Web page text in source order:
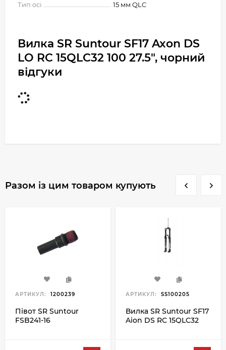
Тип осі
15 мм QLC
Вилка SR Suntour SF17 Axon DS
LO RC 15QLC32 100 27.5", чорний
відгуки
Разом із цим товаром купують
АРТИКУЛ: 1200239
Півот SR Suntour
FSB241-16
АРТИКУЛ: SS100205
Вилка SR Suntour SF17
Aion DS RC 15QLC32